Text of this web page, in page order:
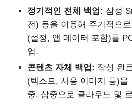
정기적인 전체 백업: 삼성
전) 등을 이용해 주기적으
(설정, 앱 데이터 포함)를
업.
콘텐츠 자체 백업: 작성 완
(텍스트, 사용 이미지 등)을
중, 삼중으로 클라우드 및